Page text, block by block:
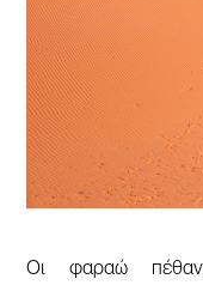
Οι φαραώ